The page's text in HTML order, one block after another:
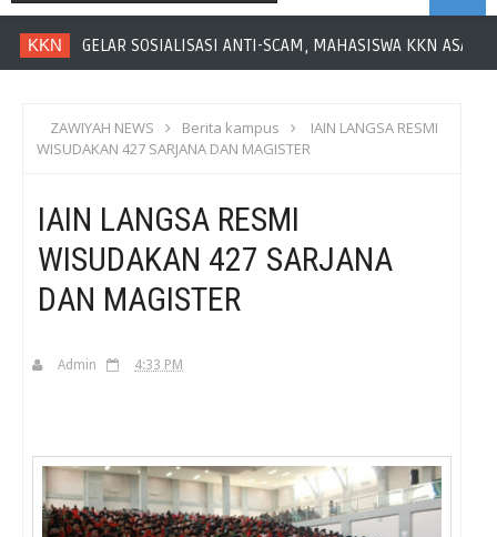
KKN GELAR SOSIALISASI ANTI-SCAM, MAHASISWA KKN ASAH
ZAWIYAH NEWS Berita kampus
IAIN LANGSA RESMI
WISUDAKAN 427 SARJANA DAN MAGISTER
IAIN LANGSA RESMI
WISUDAKAN 427 SARJANA
DAN MAGISTER
Admin 4:33 PM